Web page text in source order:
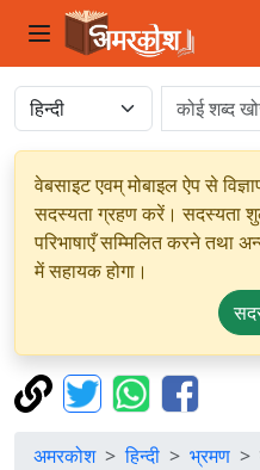
वेबसाइट एवम् मोबाइल ऐप से
सदस्यता ग्रहण करें। सदस्यता
परिभाषाएँ सम्मिलित करने तथा
में सहायक होगा।
अमरकोश हिन्दी भ्रमण